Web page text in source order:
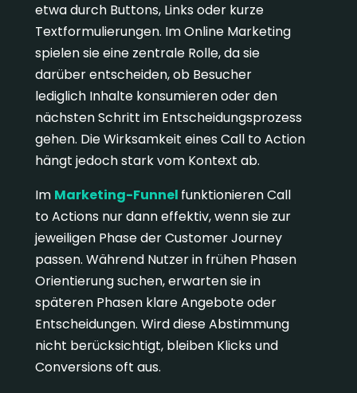
etwa durch Buttons, Links oder kurze
Textformulierungen. Im Online Marketing
spielen sie eine zentrale Rolle, da sie
darüber entscheiden, ob Besucher
lediglich Inhalte konsumieren oder den
nächsten Schritt im Entscheidungsprozess
gehen. Die Wirksamkeit eines Call to Action
hängt jedoch stark vom Kontext ab.
Im Marketing-Funnel funktionieren Call
to Actions nur dann effektiv, wenn sie zur
jeweiligen Phase der Customer Journey
passen. Während Nutzer in frühen Phasen
Orientierung suchen, erwarten sie in
späteren Phasen klare Angebote oder
Entscheidungen. Wird diese Abstimmung
nicht berücksichtigt, bleiben Klicks und
Conversions oft aus.